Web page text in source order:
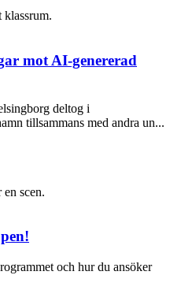
mot AI-genererad
deltog i
tillsammans med andra un...
och hur du ansöker